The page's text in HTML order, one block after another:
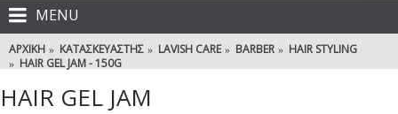
MENU
ΑΡΧΙΚΉ ΚΑΤΑΣΚΕΥΑΣΤΉΣ LAVISH CARE BARBER
HAIR STYLING
HAIR GEL JAM - 150G
HAIR GEL JAM